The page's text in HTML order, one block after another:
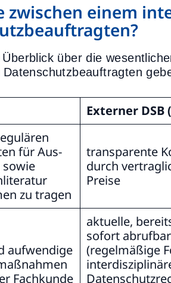
zwischen einem
über die
Externer DSB
für Aus-
zu tragen
transparente
durch
Preise
aufwendige
Fachkunde
aktuelle,
sofort
(regelmäßige